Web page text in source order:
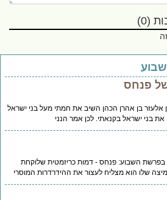
פנחס
בן אהרן הכהן השיב את חמתי מעל בני ישראל
ישראל בקנאתי. לכן אמר הנני
השבוע: פנחס - דמות כריזמטית שלוקחת
הוא מצליח לעצור את ההידרדרות המוסרי